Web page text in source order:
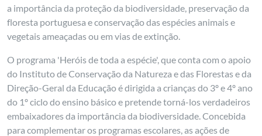
a importância da proteção da biodiversidade, preservação da
floresta portuguesa e conservação das espécies animais e
vegetais ameaçadas ou em vias de extinção.
O programa 'Heróis de toda a espécie', que conta com o apoio
do Instituto de Conservação da Natureza e das Florestas e da
Direção-Geral da Educação é dirigida a crianças do 3º e 4º ano
do 1º ciclo do ensino básico e pretende torná-los verdadeiros
embaixadores da importância da biodiversidade. Concebida
para complementar os programas escolares, as ações de